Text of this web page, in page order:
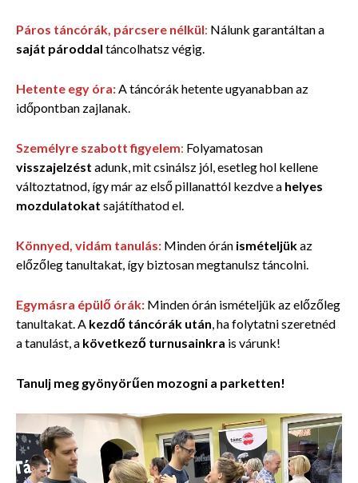
Páros táncórák, párcsere nélkül: Nálunk garantáltan a
saját pároddal táncolhatsz végig.
Hetente egy óra: A táncórák hetente ugyanabban az
időpontban zajlanak.
Személyre szabott figyelem: Folyamatosan
visszajelzést adunk, mit csinálsz jól, esetleg hol kellene
változtatnod, így már az első pillanattól kezdve a helyes
mozdulatokat sajátíthatod el.
Könnyed, vidám tanulás: Minden órán ismételjükaz
előzőleg tanultakat, így biztosan megtanulsz táncolni.
Egymásra épülő órák: Minden órán ismételjük az előzőleg
tanultakat. A kezdő táncórák után , ha folytatni szeretnéd
a tanulást, a következő turnusainkra is várunk!
Tanulj meg gyönyörűen mozogni a parketten!